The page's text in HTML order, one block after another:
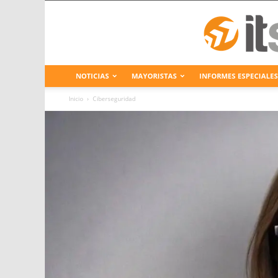
NOTICIAS MAYORISTAS INFORMES ESPECIALES
Inicio Ciberseguridad